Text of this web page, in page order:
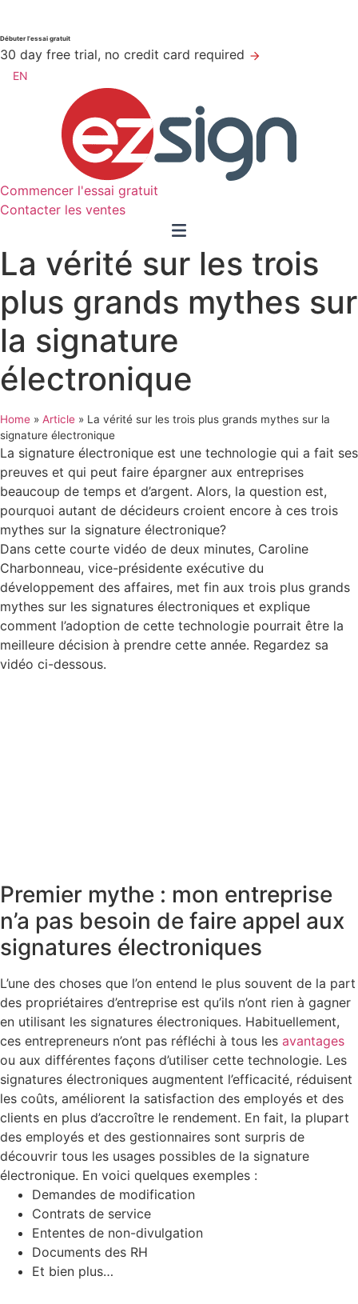
Débuter l’essai gratuit
30 day free trial, no credit card required
EN
Commencer l'essai gratuit
Contacter les ventes
La vérité sur les trois
plus grands mythes sur
la signature
électronique
Home » Article » La vérité sur les trois plus grands mythes sur la
signature électronique
La signature électronique est une technologie qui a fait ses
preuves et qui peut faire épargner aux entreprises
beaucoup de temps et d’argent. Alors, la question est,
pourquoi autant de décideurs croient encore à ces trois
mythes sur la signature électronique?
Dans cette courte vidéo de deux minutes, Caroline
Charbonneau, vice-présidente exécutive du
développement des affaires, met fin aux trois plus grands
mythes sur les signatures électroniques et explique
comment l’adoption de cette technologie pourrait être la
meilleure décision à prendre cette année. Regardez sa
vidéo ci-dessous.
Premier mythe : mon entreprise
n’a pas besoin de faire appel aux
signatures électroniques
L’une des choses que l’on entend le plus souvent de la part
des propriétaires d’entreprise est qu’ils n’ont rien à gagner
en utilisant les signatures électroniques. Habituellement,
ces entrepreneurs n’ont pas réfléchi à tous les avantages
ou aux différentes façons d’utiliser cette technologie. Les
signatures électroniques augmentent l’efficacité, réduisent
les coûts, améliorent la satisfaction des employés et des
clients en plus d’accroître le rendement. En fait, la plupart
des employés et des gestionnaires sont surpris de
découvrir tous les usages possibles de la signature
électronique. En voici quelques exemples :
Demandes de modification
Contrats de service
Ententes de non-divulgation
Documents des RH
Et bien plus…